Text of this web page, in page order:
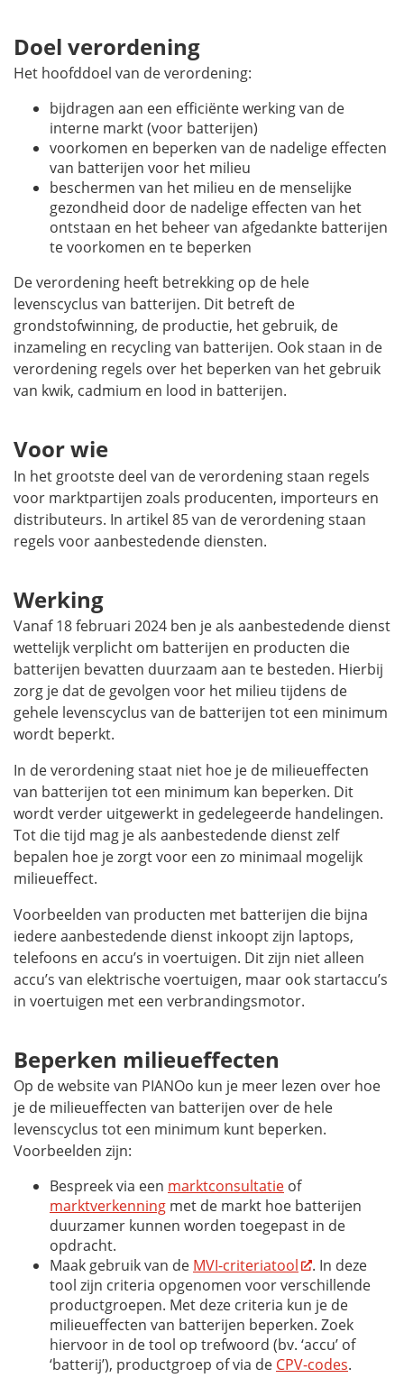
Doel verordening
Het hoofddoel van de verordening:
bijdragen aan een efficiënte werking van de
interne markt (voor batterijen)
voorkomen en beperken van de nadelige effecten
van batterijen voor het milieu
beschermen van het milieu en de menselijke
gezondheid door de nadelige effecten van het
ontstaan en het beheer van afgedankte batterijen
te voorkomen en te beperken
De verordening heeft betrekking op de hele
levenscyclus van batterijen. Dit betreft de
grondstofwinning, de productie, het gebruik, de
inzameling en recycling van batterijen. Ook staan in de
verordening regels over het beperken van het gebruik
van kwik, cadmium en lood in batterijen.
Voor wie
In het grootste deel van de verordening staan regels
voor marktpartijen zoals producenten, importeurs en
distributeurs. In artikel 85 van de verordening staan
regels voor aanbestedende diensten.
Werking
Vanaf 18 februari 2024 ben je als aanbestedende dienst
wettelijk verplicht om batterijen en producten die
batterijen bevatten duurzaam aan te besteden. Hierbij
zorg je dat de gevolgen voor het milieu tijdens de
gehele levenscyclus van de batterijen tot een minimum
wordt beperkt.
In de verordening staat niet hoe je de milieueffecten
van batterijen tot een minimum kan beperken. Dit
wordt verder uitgewerkt in gedelegeerde handelingen.
Tot die tijd mag je als aanbestedende dienst zelf
bepalen hoe je zorgt voor een zo minimaal mogelijk
milieueffect.
Voorbeelden van producten met batterijen die bijna
iedere aanbestedende dienst inkoopt zijn laptops,
telefoons en accu’s in voertuigen. Dit zijn niet alleen
accu’s van elektrische voertuigen, maar ook startaccu’s
in voertuigen met een verbrandingsmotor.
Beperken milieueffecten
Op de website van PIANOo kun je meer lezen over hoe
je de milieueffecten van batterijen over de hele
levenscyclus tot een minimum kunt beperken.
Voorbeelden zijn:
Bespreek via een marktconsultatie of
marktverkenning met de markt hoe batterijen
duurzamer kunnen worden toegepast in de
opdracht.
Maak gebruik van de MVI-criteriatool
. In deze
tool zijn criteria opgenomen voor verschillende
productgroepen. Met deze criteria kun je de
milieueffecten van batterijen beperken. Zoek
hiervoor in de tool op trefwoord (bv. ‘accu’ of
‘batterij’), productgroep of via de CPV-codes.